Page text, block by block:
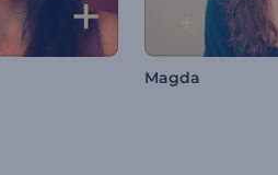
Magda